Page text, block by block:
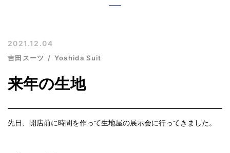
2021.12.04
吉田スーツ Yoshida Suit
来年の生地
先日、開店前に時間を作って生地屋の展示会に行ってきました。